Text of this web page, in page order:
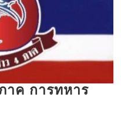
ค การทหาร